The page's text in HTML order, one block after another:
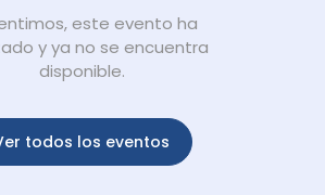
este evento ha
y ya no se encuentra
disponible.
todos los eventos